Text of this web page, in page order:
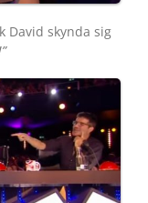
David skynda sig